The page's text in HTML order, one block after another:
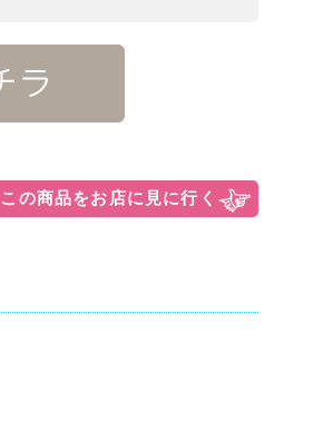
この商品をお店に見に行く